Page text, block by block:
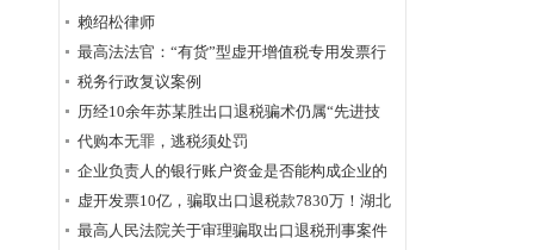
赖绍松律师
最高法法官：“有货”型虚开增值税专用发票行
为定性
税务行政复议案例
历经10余年苏某胜出口退税骗术仍属“先进技
术”，福州国税稽查局相应的查骗方法仍非常管
用
代购本无罪，逃税须处罚
企业负责人的银行账户资金是否能构成企业的
应税收入？
虚开发票10亿，骗取出口退税款7830万！湖北
破获链条式骗税案
最高人民法院关于审理骗取出口退税刑事案件